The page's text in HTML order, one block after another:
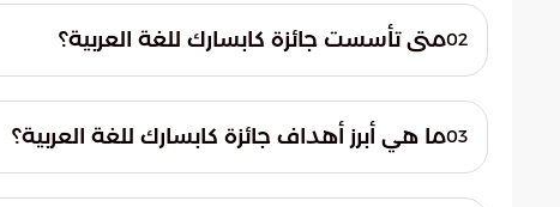
02متى تأسست جائزة كابسارك للغة العربية؟
03ما هي أبرز أهداف جائزة كابسارك للغة العربية؟